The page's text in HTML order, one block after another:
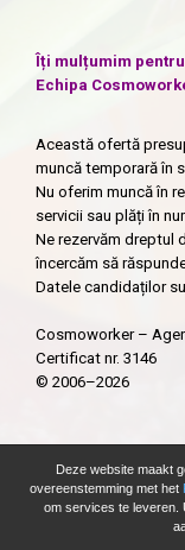
Deze website maakt
overeenstemming met het
om services te leveren.
Îți mulțumim
Echipa
Această ofertă
muncă temporară în
Nu oferim muncă în
servicii sau plăți în
Ne rezervăm dreptul
încercăm să
Datele candidaților
Cosmoworker –
Certificat nr. 3146
© 2006–2026